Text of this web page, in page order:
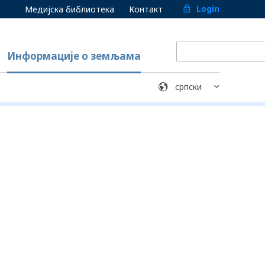
Медијска библиотека Контакт Login
Информације о земљама